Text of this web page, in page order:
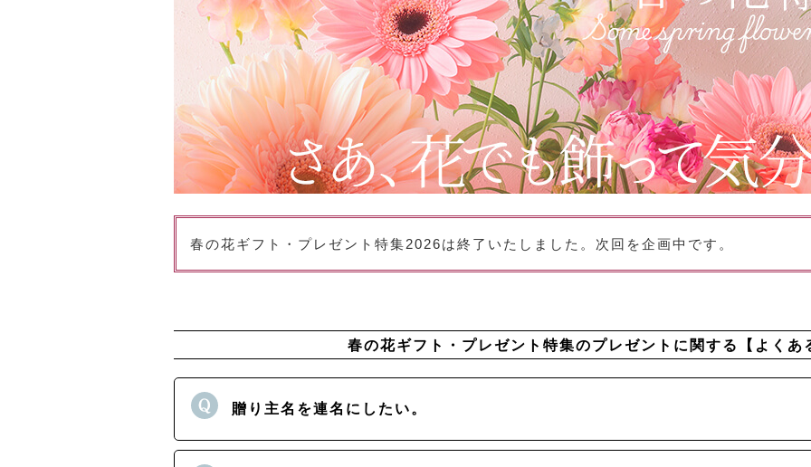
春の花ギフト・プレゼント特集2026は終了いたしました。次回を企画中です。
春の花ギフト・プレゼント特集のプレゼントに関する【よくあ
贈り主名を連名にしたい。